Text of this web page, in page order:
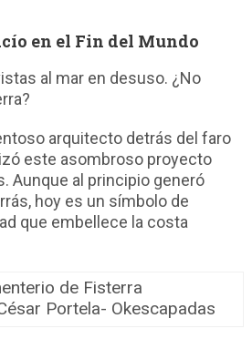
en el Fin del Mundo
al mar en desuso. ¿No
arquitecto detrás del faro
este asombroso proyecto
Aunque al principio generó
hoy es un símbolo de
que embellece la costa
Portela- Okescapadas